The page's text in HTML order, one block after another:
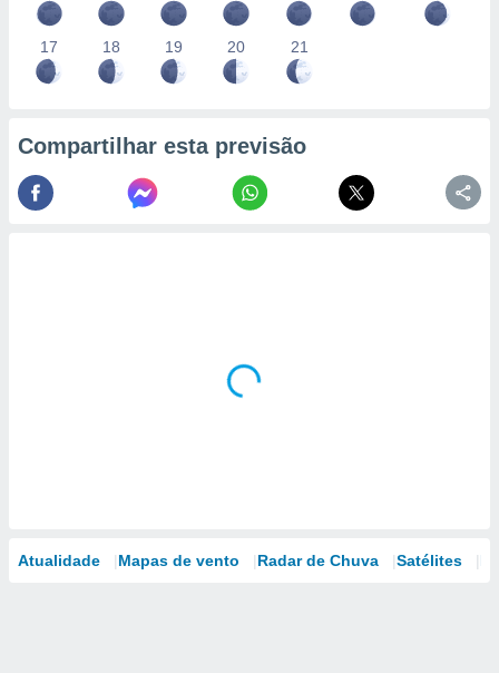
17 18 19 20 21
Compartilhar esta previsão
Atualidade Mapas de vento Radar de Chuva Satélites